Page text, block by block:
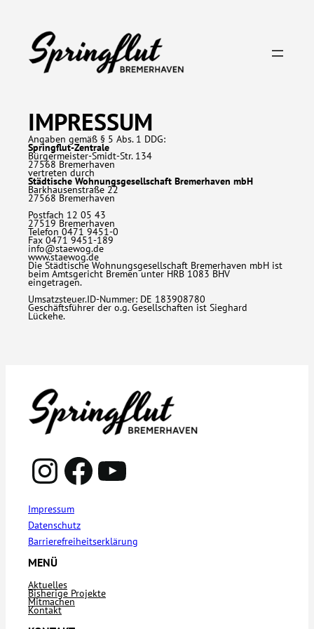
wechseln
IMPRESSUM
Angaben gemäß § 5 Abs. 1 DDG:
Springflut-Zentrale
Bürgermeister-Smidt-Str. 134
27568 Bremerhaven
vertreten durch
Städtische Wohnungsgesellschaft Bremerhaven mbH
Barkhausenstraße 22
27568 Bremerhaven
Postfach 12 05 43
27519 Bremerhaven
Telefon 0471 9451-0
Fax 0471 9451-189
info@staewog.de
www.staewog.de
Die Städtische Wohnungsgesellschaft Bremerhaven mbH ist
beim Amtsgericht Bremen unter HRB 1083 BHV
eingetragen.
Umsatzsteuer.ID-Nummer: DE 183908780
Geschäftsführer der o.g. Gesellschaften ist Sieghard
Lückehe.
Instagram Facebook YouTube
Impressum
Datenschutz
Barrierefreiheitserklärung
MENÜ
Aktuelles
Bisherige Projekte
Mitmachen
Kontakt